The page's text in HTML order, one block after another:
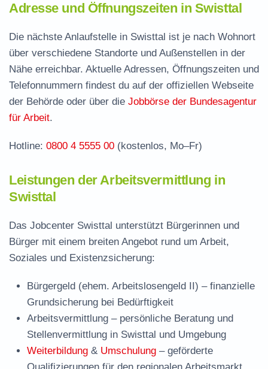
Leistungen der Arbeitsvermittlung in Swisttal
Termin vereinbaren und Bürgergeld beantragen
Jobcenter Rhein-Sieg-Kreis – zuständige
Stelle
Stellenangebote und Jobbörse in Swisttal
Häufige Fragen rund ums Jobcenter
Adresse und Öffnungszeiten in Swisttal
Die nächste Anlaufstelle in Swisttal ist je nach Wohnort
über verschiedene Standorte und Außenstellen in der
Nähe erreichbar. Aktuelle Adressen, Öffnungszeiten und
Telefonnummern findest du auf der offiziellen Webseite
der Behörde oder über die Jobbörse der Bundesagentur
für Arbeit.
Hotline: 0800 4 5555 00 (kostenlos, Mo–Fr)
Leistungen der Arbeitsvermittlung in
Swisttal
Das Jobcenter Swisttal unterstützt Bürgerinnen und
Bürger mit einem breiten Angebot rund um Arbeit,
Soziales und Existenzsicherung:
Bürgergeld (ehem. Arbeitslosengeld II) – finanzielle
Grundsicherung bei Bedürftigkeit
Arbeitsvermittlung – persönliche Beratung und
Stellenvermittlung in Swisttal und Umgebung
Weiterbildung & Umschulung – geförderte